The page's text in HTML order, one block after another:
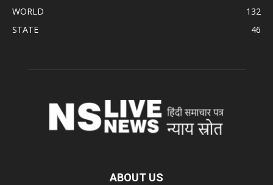
WORLD
132
STATE
46
ABOUT US